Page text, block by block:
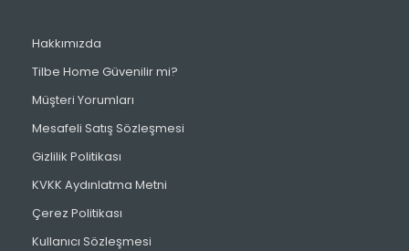
Hakkımızda
Tilbe Home Güvenilir mi?
Müşteri Yorumları
Mesafeli Satış Sözleşmesi
Gizlilik Politikası
KVKK Aydınlatma Metni
Çerez Politikası
Kullanıcı Sözleşmesi